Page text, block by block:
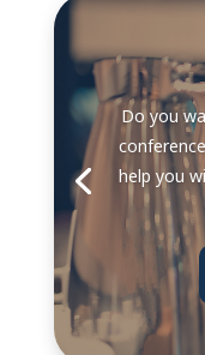
Do you
help you